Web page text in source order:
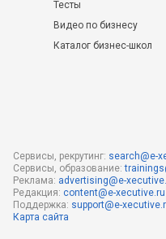
Тесты
Видео по бизнесу
Каталог бизнес-школ
Сервисы, рекрутинг: search@e-
Сервисы, образование:
Реклама: advertising@e-
Редакция: content@e-xecutive.ru
Поддержка: support@e-
Карта сайта